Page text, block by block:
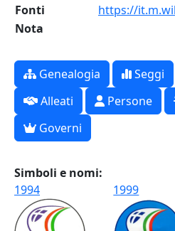
Fonti
https://
Nota
Genealogia Seggi
Alleati
Persone
Governi
Simboli e nomi:
1994
1999